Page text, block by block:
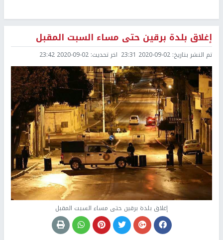
إغلاق بلدة برقين حتى مساء السبت المقبل
تم النشر بتاريخ: 2020-09-02 23:31 اخر تحديث: 2020-09-02 23:42
إغلاق بلدة برقين حتى مساء السبت المقبل